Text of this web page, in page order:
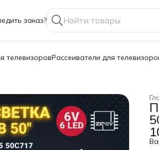
заказ?
телевизоровРассеиватели для